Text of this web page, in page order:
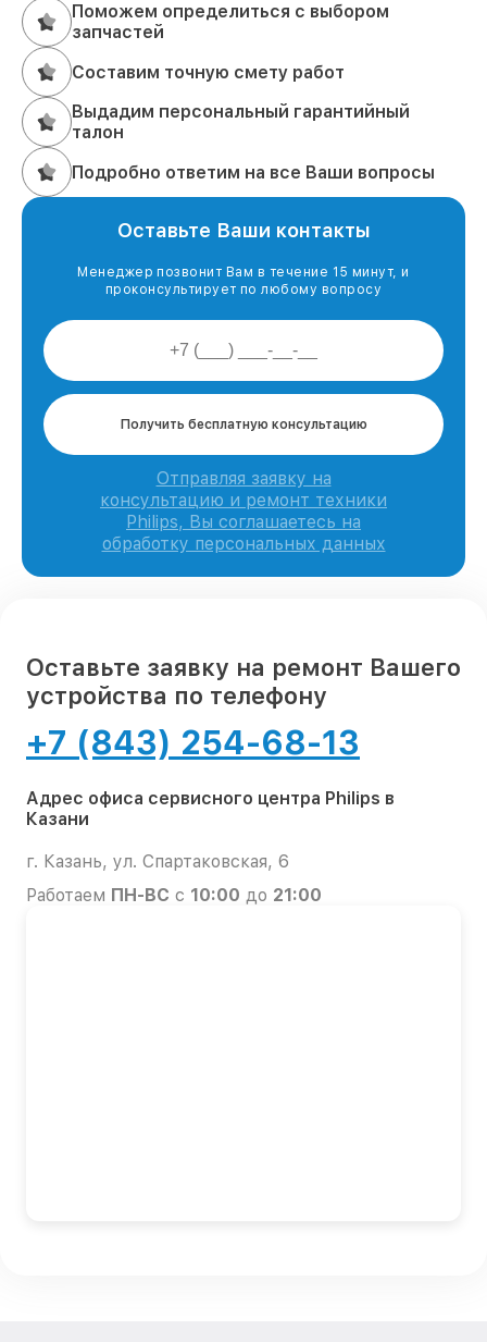
Поможем определиться с выбором
запчастей
Составим точную смету работ
Выдадим персональный гарантийный
талон
Подробно ответим на все Ваши вопросы
Оставьте Ваши контакты
Менеджер позвонит Вам в течение 15 минут, и
проконсультирует по любому вопросу
Получить бесплатную консультацию
Отправляя заявку на
консультацию и ремонт техники
Philips, Вы соглашаетесь на
обработку персональных данных
Оставьте заявку на ремонт Вашего
устройства по телефону
+7 (843) 254-68-13
Адрес офиса сервисного центра Philips в
Казани
г. Казань, ул. Спартаковская, 6
Работаем ПН-ВС с 10:00 до 21:00